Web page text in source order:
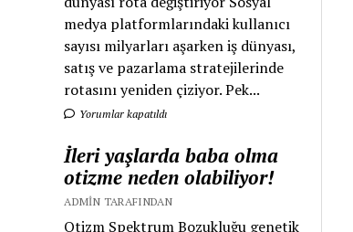
medya platformlarındaki kullanıcı
sayısı milyarları aşarken iş dünyası,
satış ve pazarlama stratejilerinde
rotasını yeniden çiziyor. Pek...
Yorumlar kapatıldı
İleri yaşlarda baba olma
otizme neden olabiliyor!
ADMIN TARAFINDAN
Otizm Spektrum Bozukluğu genetik